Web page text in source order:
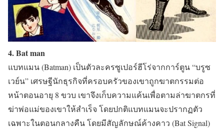
4. Bat man
แบทแมน (Batman) เป็นตัวละครซูเปอร์ฮีโร่จากการ์ตูน “บรูซ
เวย์น” เศรษฐีนักธุรกิจที่ครอบครัวของเขาถูกฆาตกรรมต่อ
หน้าตอนอายุ 8 ขวบ เขาจึงเก็บความแค้นเพื่อตามล่าฆาตกรที่
ฆ่าพ่อแม่ของเขาให้สำเร็จ โดยปกติแบทแมนจะปรากฏตัว
เฉพาะในตอนกลางคืน โดยมีสัญลักษณ์ค้างคาว (Bat Signal)